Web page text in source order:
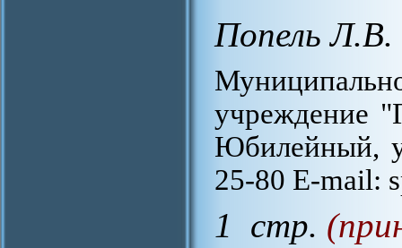
Попель Л.В.
учреждение
Юбилейный,
25-80 E-mail:
1 стр.